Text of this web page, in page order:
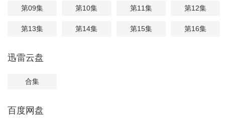
第09集 第10集 第11集 第12集
第13集 第14集 第15集 第16集
迅雷云盘
合集
百度网盘